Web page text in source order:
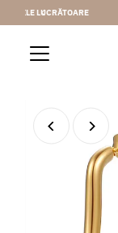
Sari la conținut